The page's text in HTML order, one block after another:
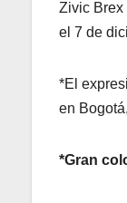
Zivic Brex
el 7 de
*El
en
*Gran